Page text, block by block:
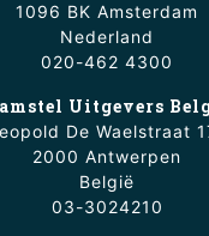
1096 BK Amsterdam
Nederland
020-462 4300
Uitgevers
De Waelstraat
2000 Antwerpen
België
03-3024210